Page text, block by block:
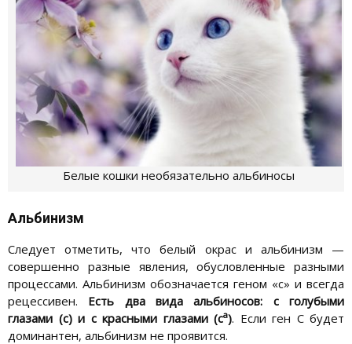
Белые кошки необязательно альбиносы
Альбинизм
Следует отметить, что белый окрас и альбинизм —
совершенно разные явления, обусловленные разными
процессами. Альбинизм обозначается геном «с» и всегда
рецессивен. Есть два вида альбиносов: с голубыми
глазами (с) и с красными глазами (са). Если ген С будет
доминантен, альбинизм не проявится.